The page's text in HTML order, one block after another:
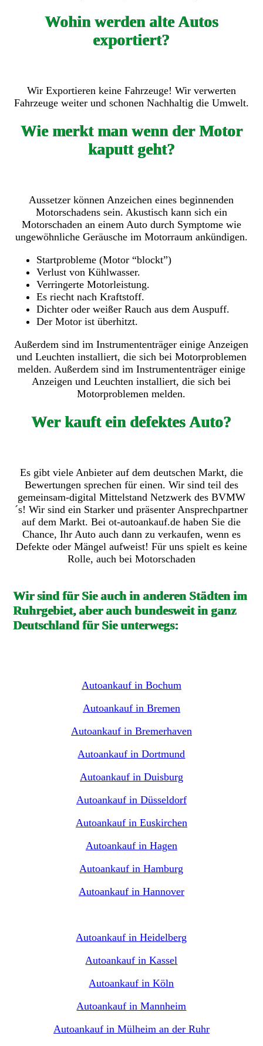
Wohin werden alte Autos
exportiert?
Wir Exportieren keine Fahrzeuge! Wir verwerten
Fahrzeuge weiter und schonen Nachhaltig die Umwelt.
Wie merkt man wenn der Motor
kaputt geht?
Aussetzer können Anzeichen eines beginnenden
Motorschadens sein. Akustisch kann sich ein
Motorschaden an einem Auto durch Symptome wie
ungewöhnliche Geräusche im Motorraum ankündigen.
Startprobleme (Motor “blockt”)
Verlust von Kühlwasser.
Verringerte Motorleistung.
Es riecht nach Kraftstoff.
Dichter oder weißer Rauch aus dem Auspuff.
Der Motor ist überhitzt.
Außerdem sind im Instrumententräger einige Anzeigen
und Leuchten installiert, die sich bei Motorproblemen
melden. Außerdem sind im Instrumententräger einige
Anzeigen und Leuchten installiert, die sich bei
Motorproblemen melden.
Wer kauft ein defektes Auto?
Es gibt viele Anbieter auf dem deutschen Markt, die
Bewertungen sprechen für einen. Wir sind teil des
gemeinsam-digital Mittelstand Netzwerk des BVMW
´s! Wir sind ein Starker und präsenter Ansprechpartner
auf dem Markt. Bei ot-autoankauf.de haben Sie die
Chance, Ihr Auto auch dann zu verkaufen, wenn es
Defekte oder Mängel aufweist! Für uns spielt es keine
Rolle, auch bei Motorschaden
Wir sind für Sie auch in anderen Städten im
Ruhrgebiet, aber auch bundesweit in ganz
Deutschland für Sie unterwegs:
Autoankauf in Bochum
Autoankauf in Bremen
Autoankauf in Bremerhaven
Autoankauf in Dortmund
Autoankauf in Duisburg
Autoankauf in Düsseldorf
Autoankauf in Euskirchen
Autoankauf in Hagen
Autoankauf in Hamburg
Autoankauf in Hannover
Autoankauf in Heidelberg
Autoankauf in Kassel
Autoankauf in Köln
Autoankauf in Mannheim
Autoankauf in Mülheim an der Ruhr